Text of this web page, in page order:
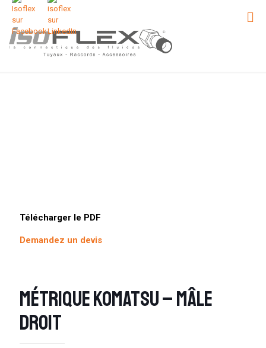
Télécharger le PDF
Demandez un devis
métrique KOMATSU – mâle
droit